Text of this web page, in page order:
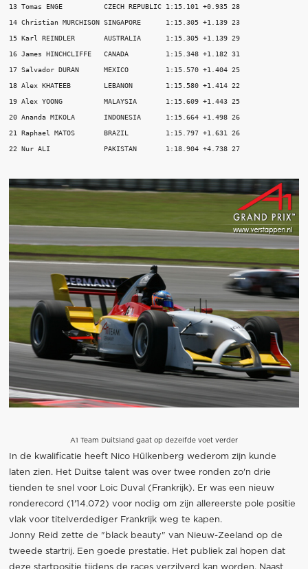
13 Tomas ENGE          CZECH REPUBLIC 1:15.101 +0.935 28
14 Christian MURCHISON SINGAPORE      1:15.305 +1.139 23
15 Karl REINDLER       AUSTRALIA      1:15.305 +1.139 29
16 James HINCHCLIFFE   CANADA         1:15.348 +1.182 31
17 Salvador DURAN      MEXICO         1:15.570 +1.404 25
18 Alex KHATEEB        LEBANON        1:15.580 +1.414 22
19 Alex YOONG          MALAYSIA       1:15.609 +1.443 25
20 Ananda MIKOLA       INDONESIA      1:15.664 +1.498 26
21 Raphael MATOS       BRAZIL         1:15.797 +1.631 26
22 Nur ALI             PAKISTAN       1:18.904 +4.738 27
A1 Team Duitsland gaat op dezelfde voet verder
In de kwalificatie heeft Nico Hülkenberg wederom zijn kunde
laten zien. Het Duitse talent was over twee ronden zo'n drie
tienden te snel voor Loic Duval (Frankrijk). Er was een nieuw
ronderecord (1'14.072) voor nodig om zijn allereerste pole positie
vlak voor titelverdediger Frankrijk weg te kapen.
Jonny Reid zette de "black beauty" van Nieuw-Zeeland op de
tweede startrij. Een goede prestatie. Het publiek zal hopen dat